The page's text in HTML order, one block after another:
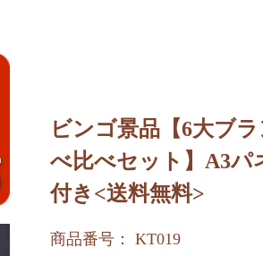
ビンゴ景品【6大ブ
べ比べセット】A3パ
付き<送料無料>
商品番号： KT019